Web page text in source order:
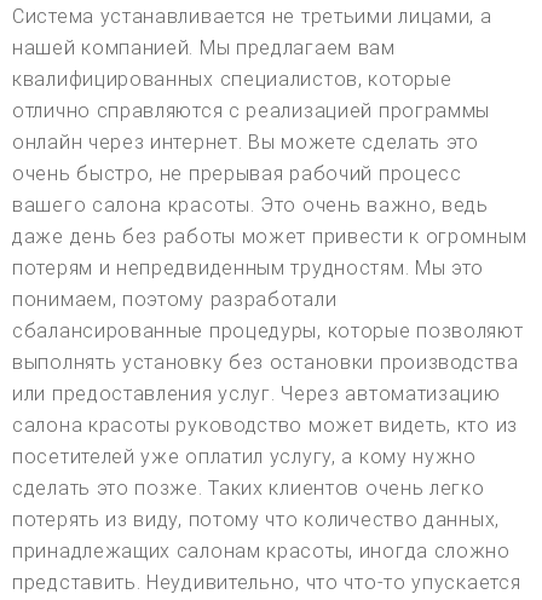
Система устанавливается не третьими лицами, а
нашей компанией. Мы предлагаем вам
квалифицированных специалистов, которые
отлично справляются с реализацией программы
онлайн через интернет. Вы можете сделать это
очень быстро, не прерывая рабочий процесс
вашего салона красоты. Это очень важно, ведь
даже день без работы может привести к огромным
потерям и непредвиденным трудностям. Мы это
понимаем, поэтому разработали
сбалансированные процедуры, которые позволяют
выполнять установку без остановки производства
или предоставления услуг. Через автоматизацию
салона красоты руководство может видеть, кто из
посетителей уже оплатил услугу, а кому нужно
сделать это позже. Таких клиентов очень легко
потерять из виду, потому что количество данных,
принадлежащих салонам красоты, иногда сложно
представить. Неудивительно, что что-то упускается